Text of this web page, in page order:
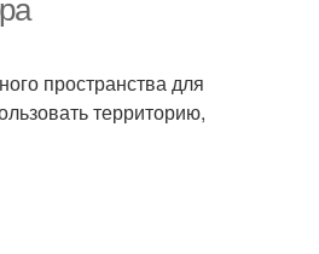
пространства для
территорию,